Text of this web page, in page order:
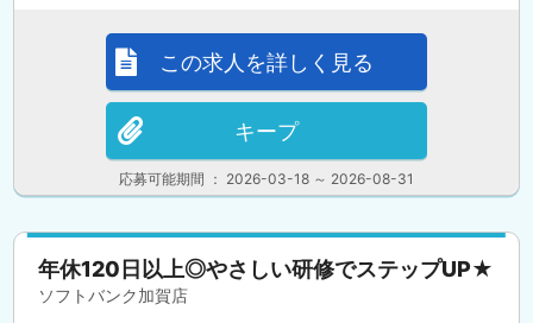
応募可能期間 ： 2026-03-18 ～ 2026-08-31
この求人を詳しく見る
キープ
年休120日以上◎やさしい研修でステップUP★
ソフトバンク加賀店